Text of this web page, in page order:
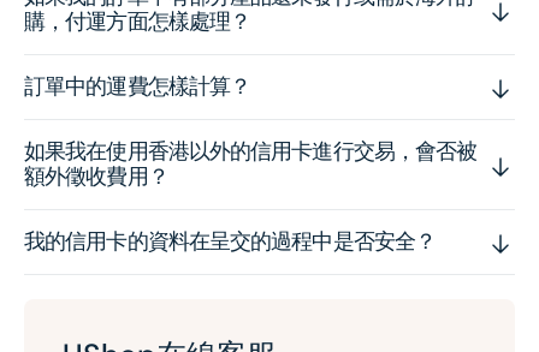
購，付運方面怎樣處理？
訂單中的運費怎樣計算？
如果我在使用香港以外的信用卡進行交易，會否被
額外徵收費用？
我的信用卡的資料在呈交的過程中是否安全？